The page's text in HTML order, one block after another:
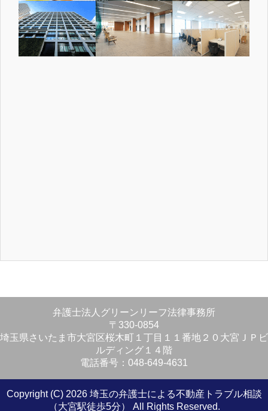
弁護士法人グリーンリーフ法律事務所
〒330-0854
埼玉県さいたま市大宮区桜木町１丁目１１番地２０大宮ＪＰビ
ルディング１４階
電話番号：048-649-4631
Copyright (C) 2026 埼玉の弁護士による不動産トラブル相談
（大宮駅徒歩5分） All Rights Reserved.